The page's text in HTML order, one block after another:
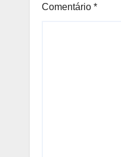
Comentário *